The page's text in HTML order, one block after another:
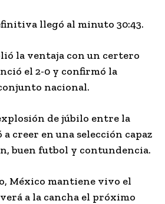
llegó al minuto 30:43.
la ventaja con un certero
el 2-0 y confirmó la
nacional.
de júbilo entre la
creer en una selección capaz
buen futbol y contundencia.
México mantiene vivo el
a la cancha el próximo